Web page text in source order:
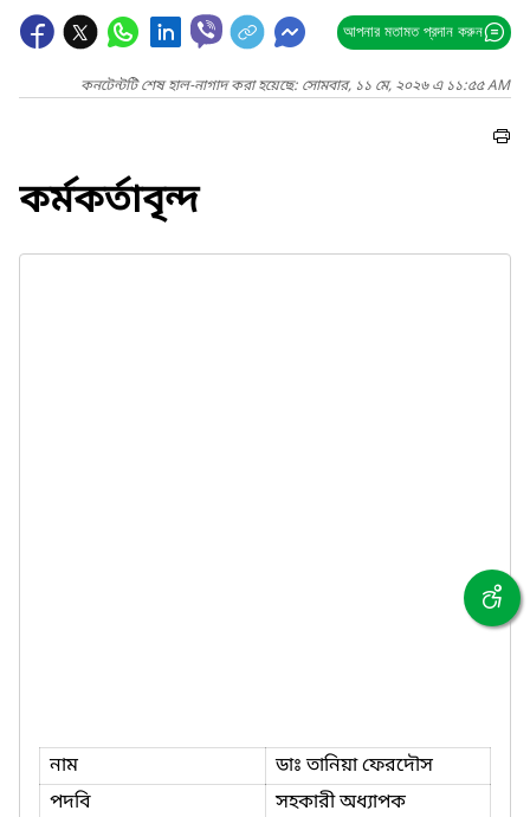
আপনার মতামত প্রদান করুন
কনটেন্টটি শেষ হাল-নাগাদ করা হয়েছে: সোমবার, ১১ মে, ২০২৬ এ ১১:৫৫ AM
কর্মকর্তাবৃন্দ
নাম
ডাঃ তানিয়া ফেরদৌস
পদবি
সহকারী অধ্যাপক